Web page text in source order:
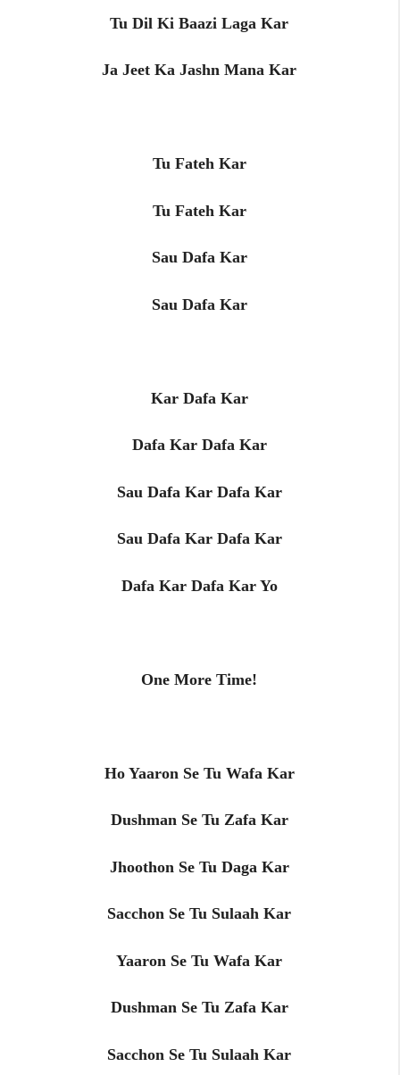
Tu Dil Ki Baazi Laga Kar
Ja Jeet Ka Jashn Mana Kar
Tu Fateh Kar
Tu Fateh Kar
Sau Dafa Kar
Sau Dafa Kar
Kar Dafa Kar
Dafa Kar Dafa Kar
Sau Dafa Kar Dafa Kar
Sau Dafa Kar Dafa Kar
Dafa Kar Dafa Kar Yo
One More Time!
Ho Yaaron Se Tu Wafa Kar
Dushman Se Tu Zafa Kar
Jhoothon Se Tu Daga Kar
Sacchon Se Tu Sulaah Kar
Yaaron Se Tu Wafa Kar
Dushman Se Tu Zafa Kar
Sacchon Se Tu Sulaah Kar